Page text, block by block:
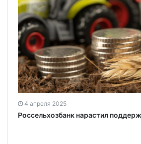
4 апреля 2025
Россельхозбанк нарастил